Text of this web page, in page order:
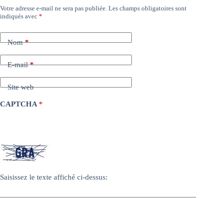
Votre adresse e-mail ne sera pas publiée. Les champs obligatoires sont
indiqués avec *
Nom*
E-mail*
Site web
CAPTCHA *
Saisissez le texte affiché ci-dessus: